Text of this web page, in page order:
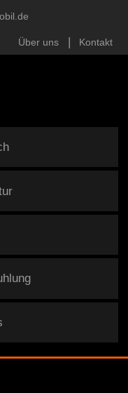
Über uns Kontakt